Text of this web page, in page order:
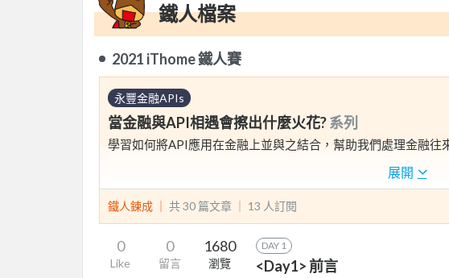
鐵人檔案
2021 iThome 鐵人賽
永豐金融APIs
當金融與API相遇會擦出什麼火花?系列
學習如何將API應用在金融上並與之結合，幫助我們處理金融往
展開
鐵人鍊成 ｜ 共 30 篇文章 ｜ 13 人訂閱
0
Like
0
留言
1680
瀏覽
DAY 1
<Day1> 前言